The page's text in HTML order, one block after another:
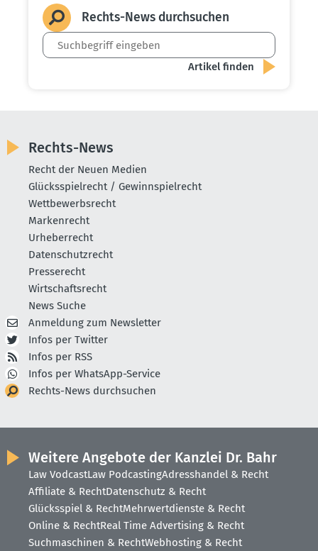
Rechts-News durch­suchen
Rechts-News
Recht der Neuen Medien
Glücksspielrecht / Gewinnspielrecht
Wettbewerbsrecht
Markenrecht
Urheberrecht
Datenschutzrecht
Presserecht
Wirtschaftsrecht
News Suche
Anmeldung zum Newsletter
Infos per Twitter
Infos per RSS
Infos per WhatsApp-Service
Rechts-News durchsuchen
Weitere Angebote der Kanzlei Dr. Bahr
Law VodcastLaw PodcastingAdresshandel & Recht
Affiliate & RechtDatenschutz & Recht
Glücksspiel & RechtMehrwertdienste & Recht
Online & RechtReal Time Advertising & Recht
Suchmaschinen & RechtWebhosting & Recht